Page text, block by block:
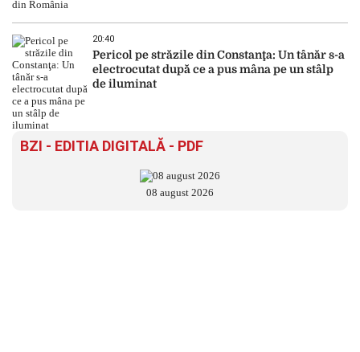
20:40
Pericol pe străzile din Constanţa: Un tânăr s-a
electrocutat după ce a pus mâna pe un stâlp
de iluminat
BZI - EDITIA DIGITALĂ - PDF
08 august 2026